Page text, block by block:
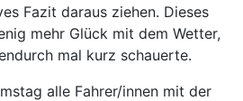
Fazit daraus ziehen. Dieses
mehr Glück mit dem Wetter,
mal kurz schauerte.
alle Fahrer/innen mit der